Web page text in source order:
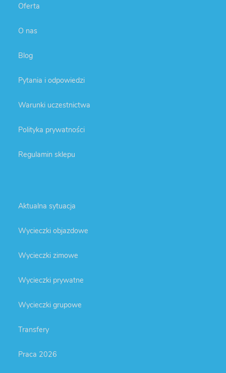
Oferta
O nas
Blog
Pytania i odpowiedzi
Warunki uczestnictwa
Polityka prywatności
Regulamin sklepu
Aktualna sytuacja
Wycieczki objazdowe
Wycieczki zimowe
Wycieczki prywatne
Wycieczki grupowe
Transfery
Praca 2026